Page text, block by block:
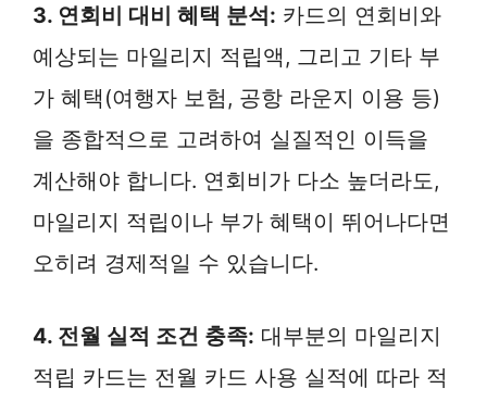
3. 연회비 대비 혜택 분석: 카드의 연회비와
예상되는 마일리지 적립액, 그리고 기타 부
가 혜택(여행자 보험, 공항 라운지 이용 등)
을 종합적으로 고려하여 실질적인 이득을
계산해야 합니다. 연회비가 다소 높더라도,
마일리지 적립이나 부가 혜택이 뛰어나다면
오히려 경제적일 수 있습니다.
4. 전월 실적 조건 충족: 대부분의 마일리지
적립 카드는 전월 카드 사용 실적에 따라 적